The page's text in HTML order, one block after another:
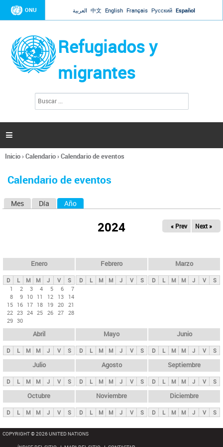
Jump to navigation
ONU العربية 中文 English Français Русский Español
Refugiados y
migrantes
l
d
s

Se
usted
Inicio›Calendario›Calendario de eventos
Calendario de eventos
s
p
n
i
p
a
l
s
Mes Día Año
2024 « Prev Next »
Enero
D L M M J V
S
1
2 3 4 5 6
7
8
9 10 11 12 13
14
15 16 17 18 19 20 21
22 23 24 25 26 27 28
29 30
Febrero
D L M M J V S
Marzo
D L M M J V S
Abril
D L M M J V S
Mayo
D L M M J V S
Junio
D L M M J V S
Julio
D L M M J V S
Agosto
D L M M J V S
Septiembre
D L M M J V S
Octubre
D L M M J V S
Noviembre
D L M M J V S
Diciembre
D L M M J V S
COPYRIGHT © 2026 UNITED NATIONS